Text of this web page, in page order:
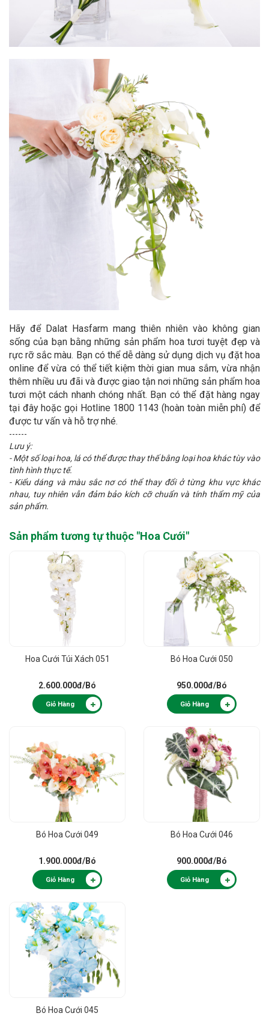
Hãy để Dalat Hasfarm mang thiên nhiên vào không gian
sống của bạn bằng những sản phẩm hoa tươi tuyệt đẹp và
rực rỡ sắc màu. Bạn có thể dễ dàng sử dụng dịch vụ đặt hoa
online để vừa có thể tiết kiệm thời gian mua sắm, vừa nhận
thêm nhiều ưu đãi và được giao tận nơi những sản phẩm hoa
tươi một cách nhanh chóng nhất. Bạn có thể đặt hàng ngay
tại đây hoặc gọi Hotline 1800 1143 (hoàn toàn miễn phí) để
được tư vấn và hỗ trợ nhé.
------
Lưu ý:
- Một số loại hoa, lá có thể được thay thế bằng loại hoa khác tùy vào
tình hình thực tế.
- Kiểu dáng và màu sắc nơ có thể thay đổi ở từng khu vực khác
nhau, tuy nhiên vẫn đảm bảo kích cỡ chuẩn và tính thẩm mỹ của
sản phẩm.
Sản phẩm tương tự thuộc "Hoa Cưới"
Hoa Cưới Túi Xách 051
2.600.000đ/Bó
Giỏ Hàng
Bó Hoa Cưới 050
950.000đ/Bó
Giỏ Hàng
Bó Hoa Cưới 049
1.900.000đ/Bó
Giỏ Hàng
Bó Hoa Cưới 046
900.000đ/Bó
Giỏ Hàng
Bó Hoa Cưới 045